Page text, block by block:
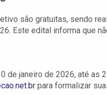
são gratuitas, sendo
Este edital informa que
janeiro de 2026, até as
para formalizar